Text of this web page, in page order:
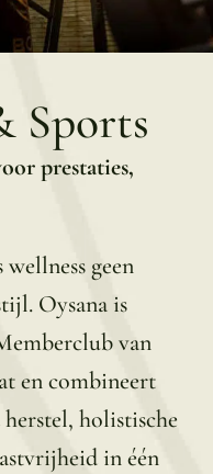
Sports
prestaties,
geen
Oysana is
van
en combineert
holistische
in één